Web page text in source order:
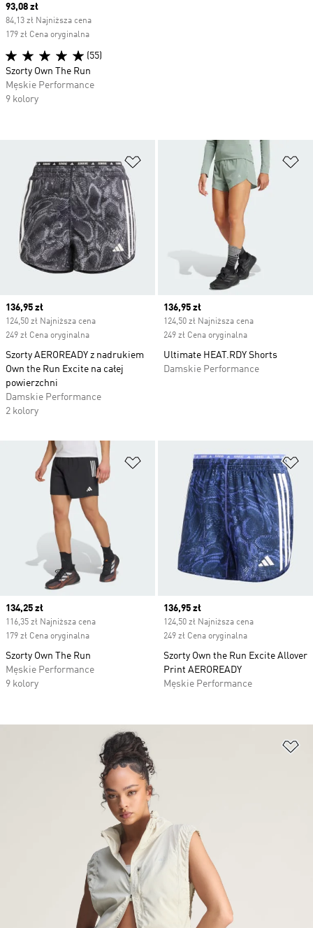
Dodaj do listy życzeń
Current price
136,95 zł
124,50 zł Najniższa cena
249 zł Cena oryginalna
Szorty AEROREADY z nadrukiem
Own the Run Excite na całej
powierzchni
Damskie Performance
2 kolory
Current price
136,95 zł
124,50 zł Najniższa cena
249 zł Cena oryginalna
Ultimate HEAT.RDY Shorts
Damskie Performance
Dodaj do listy życzeń
Current price
134,25 zł
116,35 zł Najniższa cena
179 zł Cena oryginalna
Szorty Own The Run
Męskie Performance
9 kolory
Current price
136,95 zł
124,50 zł Najniższa cena
249 zł Cena oryginalna
Szorty Own the Run Excite Allover
Print AEROREADY
Męskie Performance
Current price
93,08 zł
84,13 zł Najniższa cena
179 zł Cena oryginalna
(55)
Szorty Own The Run
Męskie Performance
9 kolory